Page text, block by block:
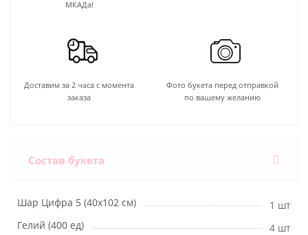
МКАДа!
Доставим за 2 часа с момента
заказа
Фото букета перед отправкой
по вашему желанию
Состав букета
Шар Цифра 5 (40х102 см)
1 шт
Гелий (400 ед)
4 шт